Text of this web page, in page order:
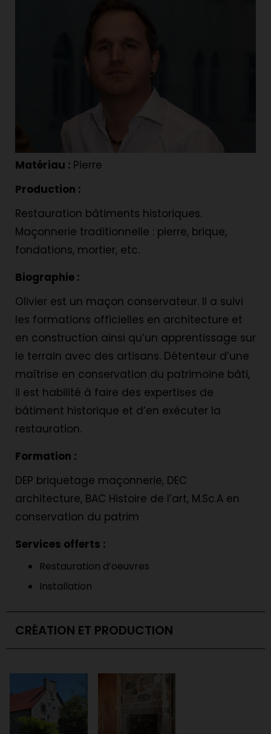
Matériau : Pierre
Production :
Restauration bâtiments historiques.
Maçonnerie traditionnelle : pierre, brique,
fondations, mortier, etc.
Biographie :
Olivier est un maçon conservateur. Il a suivi
les formations officielles en architecture et
en construction ainsi qu’un apprentissage sur
le terrain avec des artisans. Détenteur d’une
maîtrise en conservation du patrimoine bâti,
il est habilité à faire des expertises de
bâtiment historique et d’en exécuter la
restauration.
Formation :
DEP briquetage maçonnerie, DEC
architecture, BAC Histoire de l’art, M.Sc.A en
conservation du patrim
Services offerts :
Restauration d’oeuvres
Installation
CRÉATION ET PRODUCTION